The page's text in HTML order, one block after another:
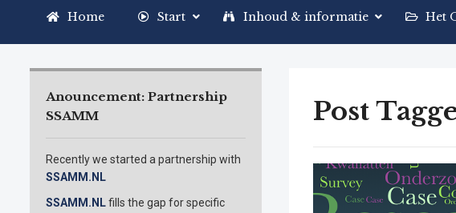
Home Start Inhoud & informatie Het
Anouncement: Partnership
SSAMM
Recently we started a partnership with
SSAMM.NL
SSAMM.NLfills the gap for specific
Post